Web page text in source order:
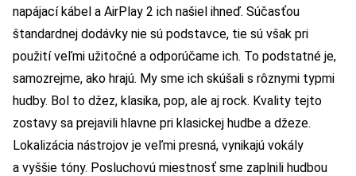
napájací kábel a AirPlay 2 ich našiel ihneď. Súčasťou
štandardnej dodávky nie sú podstavce, tie sú však pri
použití veľmi užitočné a odporúčame ich. To podstatné je,
samozrejme, ako hrajú. My sme ich skúšali s rôznymi typmi
hudby. Bol to džez, klasika, pop, ale aj rock. Kvality tejto
zostavy sa prejavili hlavne pri klasickej hudbe a džeze.
Lokalizácia nástrojov je veľmi presná, vynikajú vokály
a vyššie tóny. Posluchovú miestnosť sme zaplnili hudbou